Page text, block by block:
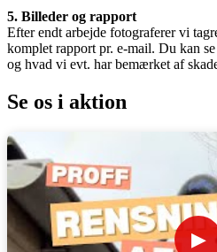
5. Billeder og rapport
Efter endt arbejde fotograferer vi
komplet rapport pr. e-mail. Du kan
og hvad vi evt. har bemærket af
Se os i aktion
▶